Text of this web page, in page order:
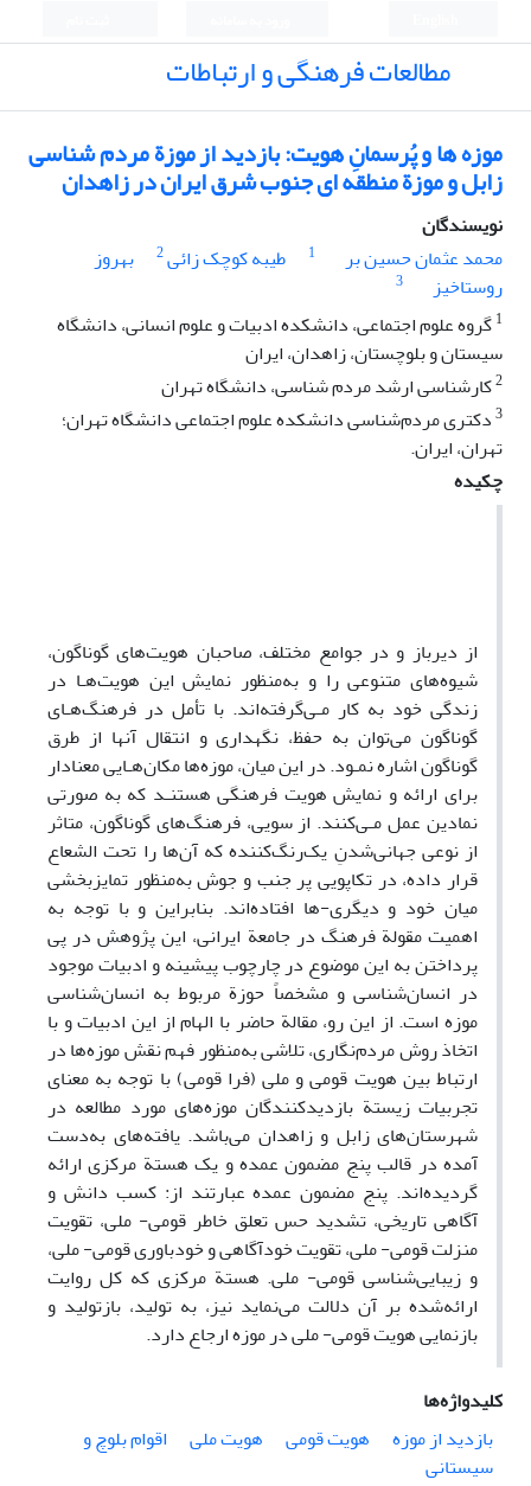
مطالعات فرهنگی و ارتباطات
موزه ها و پُرسمانِ هویت: بازدید از موزة مردم شناسی
زابل و موزة منطقه ای جنوب شرق ایران در زاهدان
نویسندگان
محمد عثمان حسین بر
1 طیبه کوچک زائی2
بهروز
روستاخیز
3
1گروه علوم اجتماعی، دانشکده ادبیات و علوم انسانی، دانشگاه
سیستان و بلوچستان، زاهدان، ایران
2کارشناسی ارشد مردم شناسی، دانشگاه تهران
3دکتری مردم‌شناسی دانشکده علوم اجتماعی دانشگاه تهران؛
تهران، ایران.
چکیده
از دیرباز و در جوامع مختلف، صاحبان هویت‌های گوناگون،
شیوه‌های متنوعی را و به‌منظور نمایش این هویت‌هـا در
زندگی خود به کار مـی‌گرفته‌اند. با تأمل در فرهنگ‌هـای
گوناگون می‌توان به حفظ، نگهداری و انتقال آنها از طرق
گوناگون اشاره نمـود. در این میان، موزه‌ها مکان‌هـایی معنادار
برای ارائه و نمایش هویت فرهنگی هستنـد که به صورتی
نمادین عمل مـی‌کنند. از سویی، فرهنگ‌های گوناگون، متاثر
از نوعی جهانی‌شدنِ یک‌رنگ‌کننده که آن‌ها را تحت الشعاع
قرار داده، در تکاپویی پر جنب و جوش به‌منظور تمایزبخشی
میان خود و دیگری-ها افتاده‌اند. بنابراین و با توجه به
اهمیت مقولة فرهنگ در جامعة ایرانی، این پژوهش در پی
پرداختن به این موضوع در چارچوب پیشینه و ادبیات موجود
در انسان‌شناسی و مشخصاً حوزة مربوط به انسان‌شناسی
موزه است. از این رو، مقالة حاضر با الهام از این ادبیات و با
اتخاذ روش مردم‌نگاری، تلاشی به‌منظور فهم نقش موزه‌ها در
ارتباط بین هویت قومی و ملی (فرا قومی) با توجه به معنای
تجربیات زیستة بازدیدکنندگان موزه‌های مورد مطالعه در
شهرستان‌های زابل و زاهدان می‌باشد. یافته‌های به‌دست
آمده در قالب پنج مضمون عمده و یک هستة مرکزی ارائه
گردیده‌اند. پنج مضمون عمده عبارتند از: کسب دانش و
آگاهی تاریخی، تشدید حس تعلق خاطر قومی- ملی، تقویت
منزلت قومی- ملی، تقویت خودآگاهی و خودباوری قومی- ملی،
و زیبایی‌شناسی قومی- ملی. هستة مرکزی که کل روایت
ارائه‌شده بر آن دلالت می‌نماید نیز، به تولید، بازتولید و
بازنمایی هویت قومی- ملی در موزه ارجاع دارد.
کلیدواژه‌ها
بازدید از موزه
هویت قومی هویت ملی
اقوام بلوچ و
سیستانی